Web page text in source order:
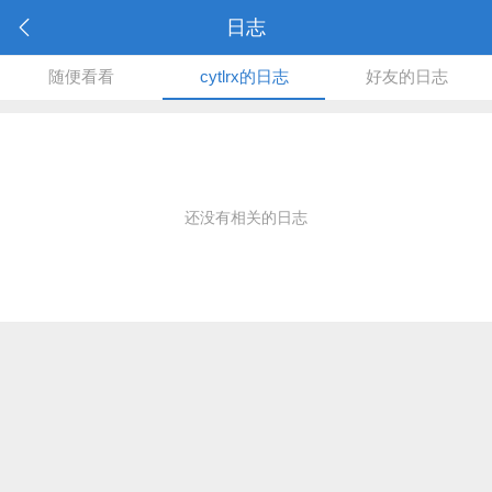
日志
随便看看 cytlrx的日志 好友的日志
还没有相关的日志